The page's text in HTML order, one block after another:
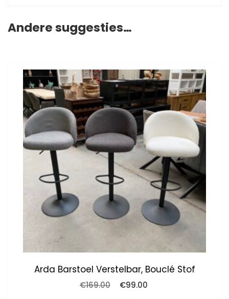
Andere suggesties…
Arda Barstoel Verstelbar, Bouclé Stof
€169.00
Oorspronkelijke
€99.00